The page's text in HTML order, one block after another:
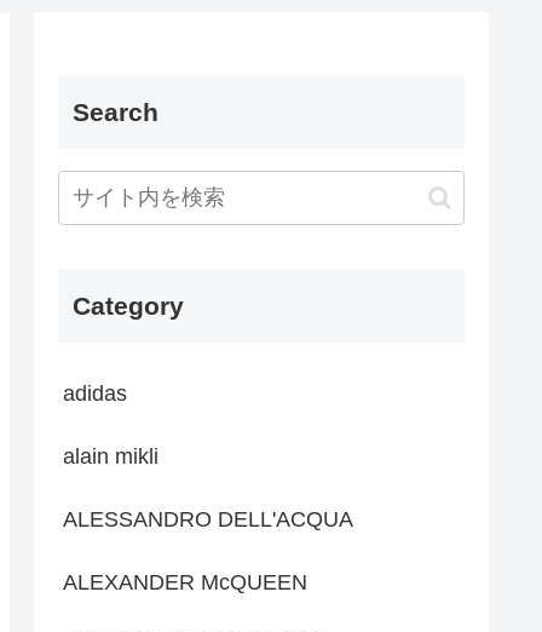
Search
Category
adidas
alain mikli
ALESSANDRO DELL'ACQUA
ALEXANDER McQUEEN